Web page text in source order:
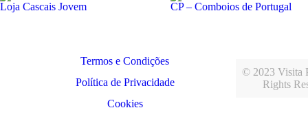
Loja Cascais Jovem CP – Comboios de Portugal
Termos e Condições
Política de Privacidade
Cookies
© 2023 Visita
Rights